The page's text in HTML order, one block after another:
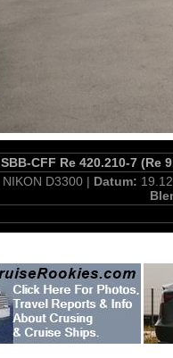
SBB-CFF Re 420.210-7 (Re
NIKON D3300 | Datum: